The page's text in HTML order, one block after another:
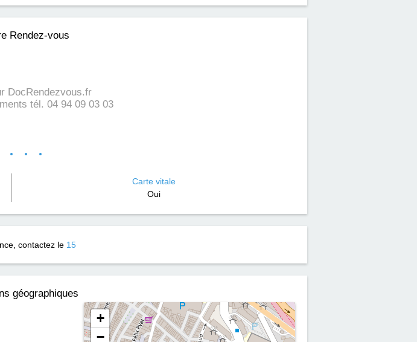
Rendez-vous
DocRendezvous.fr
tél. 04 94 09 03 03
Carte vitale
Oui
contactez le 15
géographiques
+
−